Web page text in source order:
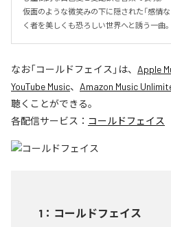
仮面のような微笑みの下に隠された「感情
く者を美しくも恐ろしい世界へと誘う一曲。
なお「コールドフェイス 」は、 Apple
YouTube Music、 Amazon Music
聴くことができる。
各配信サービス： コールドフェイス
1 ： コールドフェイス